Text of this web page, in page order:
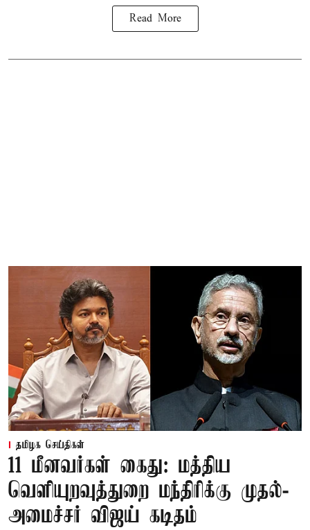
Read More
தமிழக செய்திகள்
11 மீனவர்கள் கைது: மத்திய
வெளியுறவுத்துறை மந்திரிக்கு முதல்-
அமைச்சர் விஜய் கடிதம்